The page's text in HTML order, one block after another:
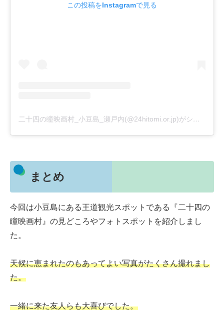
この投稿をInstagramで見る
二十四の瞳映画村_小豆島_瀬戸内(@24hitomi.or.jp)がシェアした投稿
まとめ
今回は小豆島にある王道観光スポットである『二十四の
瞳映画村』の見どころやフォトスポットを紹介しまし
た。
天候に恵まれたのもあってよい写真がたくさん撮れまし
た。
一緒に来た友人らも大喜びでした。